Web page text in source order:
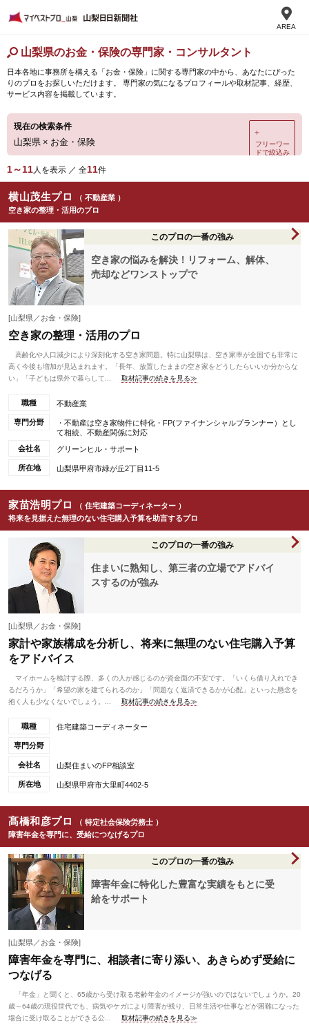
AREA
山梨県のお金・保険の専門家・コンサルタント
日本各地に事務所を構える「お金・保険」に関する専門家の中から、あなたにぴった
りのプロをお探しいただけます。 専門家の気になるプロフィールや取材記事、経歴、
サービス内容を掲載しています。
現在の検索条件
山梨県 × お金・保険
＋
フリーワー
ドで絞込み
1～11人を表示 ／ 全11件
横山茂生プロ
（ 不動産業 ）
空き家の整理・活用のプロ
このプロの一番の強み
空き家の悩みを解決！リフォーム、解体、
売却などワンストップで
[山梨県／お金・保険]
空き家の整理・活用のプロ
高齢化や人口減少により深刻化する空き家問題。特に山梨県は、空き家率が全国でも非常に
高く今後も増加が見込まれます。「長年、放置したままの空き家をどうしたらいいか分からな
い」「子どもは県外で暮らして...
取材記事の続きを見る≫
職種 不動産業
専門分野
・不動産は空き家物件に特化・FP(ファイナンシャルプランナー）とし
て相続、不動産関係に対応
会社名
グリーンヒル・サポート
所在地 山梨県甲府市緑が丘2丁目11-5
家苗浩明プロ
（ 住宅建築コーディネーター ）
将来を見据えた無理のない住宅購入予算を助言するプロ
このプロの一番の強み
住まいに熟知し、第三者の立場でアドバイ
スするのが強み
[山梨県／お金・保険]
家計や家族構成を分析し、将来に無理のない住宅購入予算
をアドバイス
マイホームを検討する際、多くの人が感じるのが資金面の不安です。「いくら借り入れでき
るだろうか」「希望の家を建てられるのか」「問題なく返済できるかが心配」といった懸念を
抱く人も少なくないでしょう。...
取材記事の続きを見る≫
職種 住宅建築コーディネーター
専門分野
会社名 山梨住まいのFP相談室
所在地 山梨県甲府市大里町4402-5
髙橋和彦プロ
（ 特定社会保険労務士 ）
障害年金を専門に、受給につなげるプロ
このプロの一番の強み
障害年金に特化した豊富な実績をもとに受
給をサポート
[山梨県／お金・保険]
障害年金を専門に、相談者に寄り添い、あきらめず受給に
つなげる
「年金」と聞くと、65歳から受け取る老齢年金のイメージが強いのではないでしょうか。20
歳～64歳の現役世代でも、病気やケガにより障害が残り、日常生活や仕事などが困難になった
場合に受け取ることができる公...
取材記事の続きを見る≫